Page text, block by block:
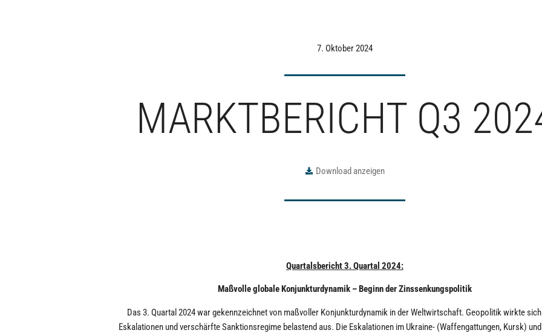
7. Oktober 2024
MARKTBERICHT Q3
Download anzeigen
Quartalsbericht 3. Quartal 2024:
Maßvolle globale Konjunkturdynamik – Beginn der Zinssenkungspolitik
Das 3. Quartal 2024 war gekennzeichnet von maßvoller Konjunkturdynamik in der Weltwirtschaft. Geopolitik wirkte
Eskalationen und verschärfte Sanktionsregime belastend aus. Die Eskalationen im Ukraine- (Waffengattungen, Kursk)